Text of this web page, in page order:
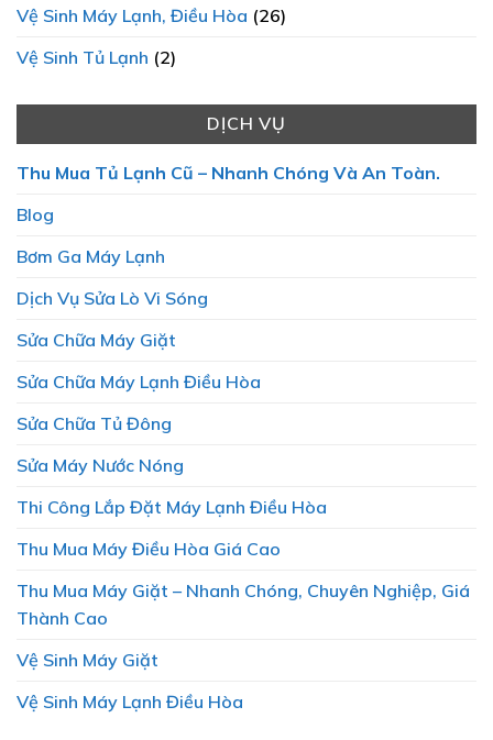
Vệ Sinh Máy Lạnh, Điều Hòa (26)
Vệ Sinh Tủ Lạnh (2)
DỊCH VỤ
Thu Mua Tủ Lạnh Cũ – Nhanh Chóng Và An Toàn.
Blog
Bơm Ga Máy Lạnh
Dịch Vụ Sửa Lò Vi Sóng
Sửa Chữa Máy Giặt
Sửa Chữa Máy Lạnh Điều Hòa
Sửa Chữa Tủ Đông
Sửa Máy Nước Nóng
Thi Công Lắp Đặt Máy Lạnh Điều Hòa
Thu Mua Máy Điều Hòa Giá Cao
Thu Mua Máy Giặt – Nhanh Chóng, Chuyên Nghiệp, Giá
Thành Cao
Vệ Sinh Máy Giặt
Vệ Sinh Máy Lạnh Điều Hòa